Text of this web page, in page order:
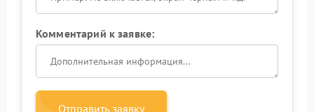
Комментарий к заявке:
Отправить заявку